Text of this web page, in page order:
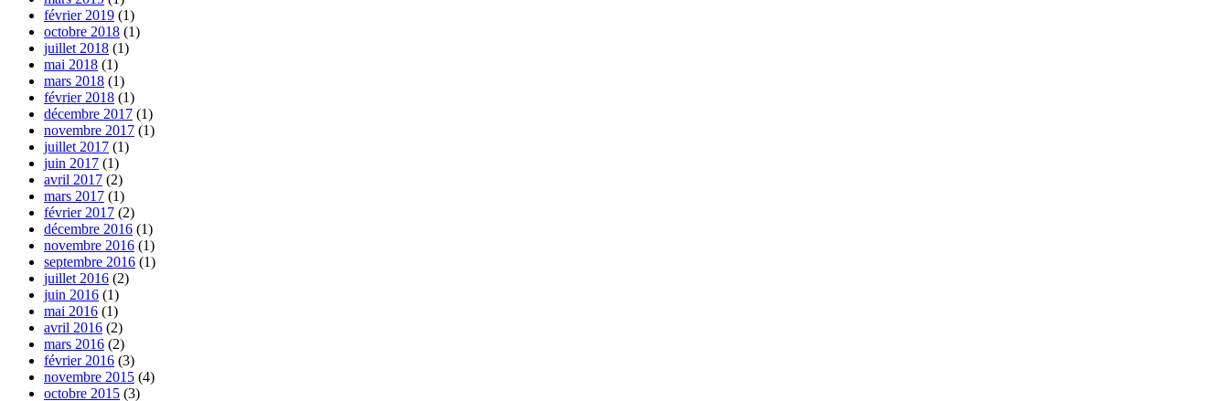
février 2019 (1)
octobre 2018 (1)
juillet 2018 (1)
mai 2018 (1)
mars 2018 (1)
février 2018 (1)
décembre 2017 (1)
novembre 2017 (1)
juillet 2017 (1)
juin 2017 (1)
avril 2017 (2)
mars 2017 (1)
février 2017 (2)
décembre 2016 (1)
novembre 2016 (1)
septembre 2016 (1)
juillet 2016 (2)
juin 2016 (1)
mai 2016 (1)
avril 2016 (2)
mars 2016 (2)
février 2016 (3)
novembre 2015 (4)
octobre 2015 (3)